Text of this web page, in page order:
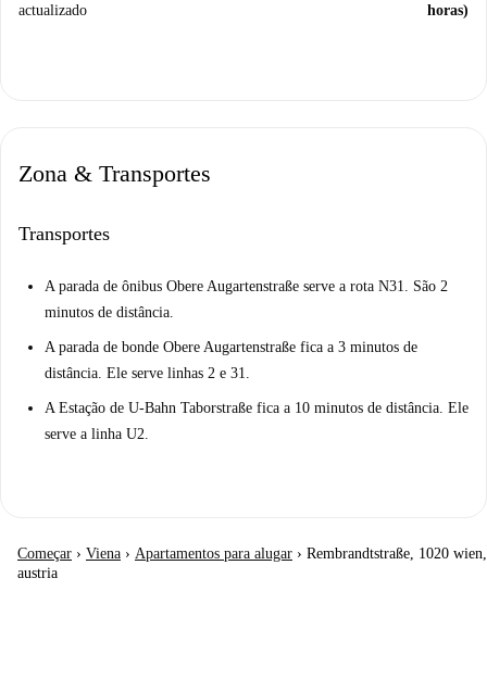
actualizado
horas)
Zona & Transportes
Transportes
A parada de ônibus Obere Augartenstraße serve a rota N31. São 2
minutos de distância.
A parada de bonde Obere Augartenstraße fica a 3 minutos de
distância. Ele serve linhas 2 e 31.
A Estação de U-Bahn Taborstraße fica a 10 minutos de distância. Ele
serve a linha U2.
Começar › Viena › Apartamentos para alugar › Rembrandtstraße, 1020 wien,
austria